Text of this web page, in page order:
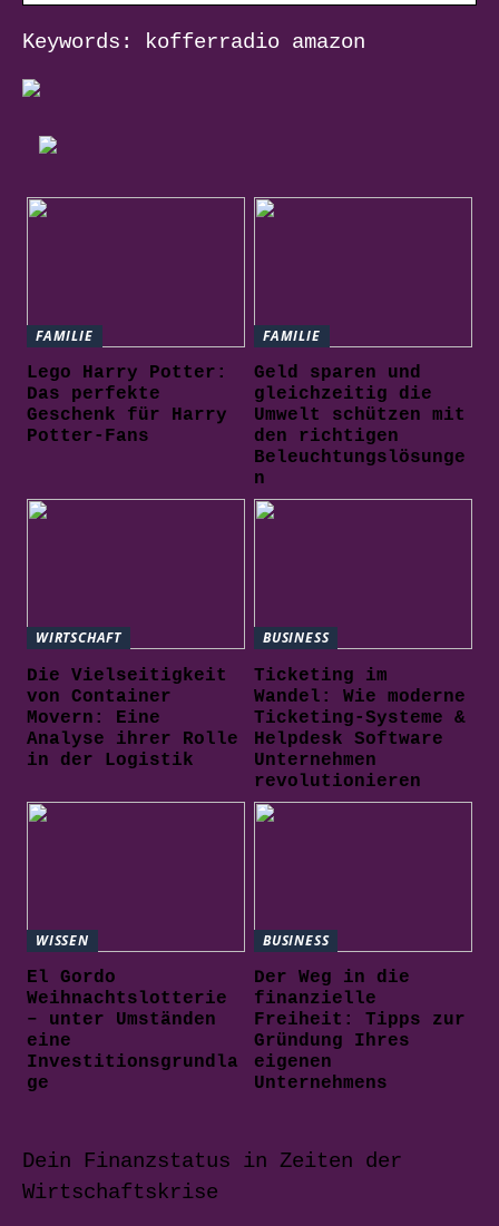
Keywords: kofferradio amazon
FAMILIE
Lego Harry Potter:
Das perfekte
Geschenk für Harry
Potter-Fans
FAMILIE
Geld sparen und
gleichzeitig die
Umwelt schützen mit
den richtigen
Beleuchtungslösunge
n
WIRTSCHAFT
Die Vielseitigkeit
von Container
Movern: Eine
Analyse ihrer Rolle
in der Logistik
BUSINESS
Ticketing im
Wandel: Wie moderne
Ticketing-Systeme &
Helpdesk Software
Unternehmen
revolutionieren
WISSEN
El Gordo
Weihnachtslotterie
– unter Umständen
eine
Investitionsgrundla
ge
BUSINESS
Der Weg in die
finanzielle
Freiheit: Tipps zur
Gründung Ihres
eigenen
Unternehmens
Dein Finanzstatus in Zeiten der
Wirtschaftskrise